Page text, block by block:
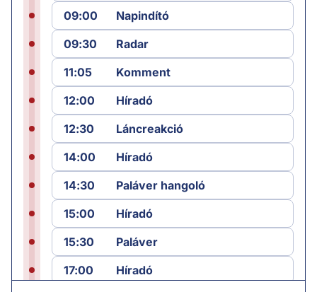
09:00
Napindító
09:30
Radar
11:05
Komment
12:00
Híradó
12:30
Láncreakció
14:00
Híradó
14:30
Paláver hangoló
15:00
Híradó
15:30
Paláver
17:00
Híradó